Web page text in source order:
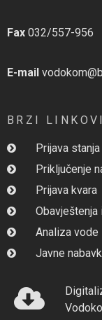
Fax 032/557-956
E-mail
BRZI LINKOVI
Prijava stanja
Priključenje
Prijava kvara
Obavještenja
Analiza vode
Javne